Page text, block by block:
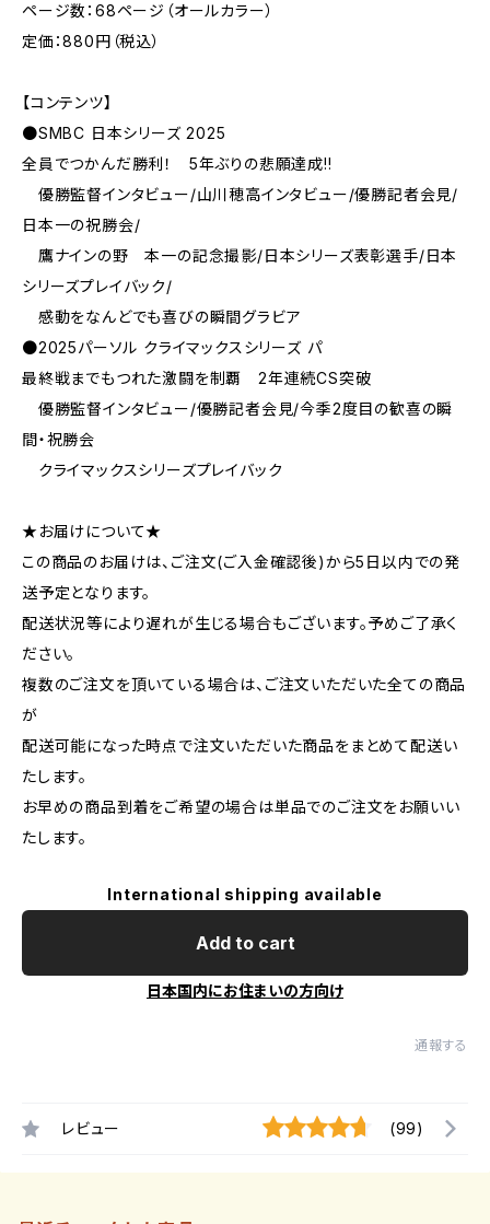
ページ数：68ページ（オールカラー）
定価：880円（税込）
【コンテンツ】
●SMBC 日本シリーズ 2025
全員でつかんだ勝利！ 5年ぶりの悲願達成!!
優勝監督インタビュー/山川穂高インタビュー/優勝記者会見/
日本一の祝勝会/
鷹ナインの野 本一の記念撮影/日本シリーズ表彰選手/日本
シリーズプレイバック/
感動をなんどでも喜びの瞬間グラビア
●2025パーソル クライマックスシリーズ パ
最終戦までもつれた激闘を制覇 2年連続CS突破
優勝監督インタビュー/優勝記者会見/今季2度目の歓喜の瞬
間・祝勝会
クライマックスシリーズプレイバック
★お届けについて★
この商品のお届けは、ご注文(ご入金確認後)から5日以内での発
送予定となります。
配送状況等により遅れが生じる場合もございます。予めご了承く
ださい。
複数のご注文を頂いている場合は、ご注文いただいた全ての商品
が
配送可能になった時点で注文いただいた商品をまとめて配送い
たします。
お早めの商品到着をご希望の場合は単品でのご注文をお願いい
たします。
International shipping available
Add to cart
日本国内にお住まいの方向け
通報する
レビュー (99)